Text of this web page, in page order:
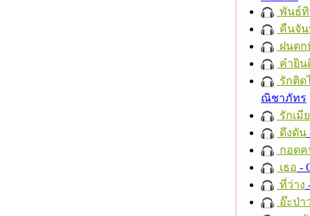
พันธ์
คืนจั
ฝนตก
คำยิน
รักติด
ณิชาภัทร
รักเมี
ดึงดัน
กอดค
เธอ -
ที่ว่าง
อ๊ะป่า